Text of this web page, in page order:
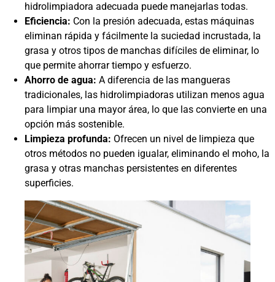
hidrolimpiadora adecuada puede manejarlas todas.
Eficiencia: Con la presión adecuada, estas máquinas
eliminan rápida y fácilmente la suciedad incrustada, la
grasa y otros tipos de manchas difíciles de eliminar, lo
que permite ahorrar tiempo y esfuerzo.
Ahorro de agua: A diferencia de las mangueras
tradicionales, las hidrolimpiadoras utilizan menos agua
para limpiar una mayor área, lo que las convierte en una
opción más sostenible.
Limpieza profunda: Ofrecen un nivel de limpieza que
otros métodos no pueden igualar, eliminando el moho, la
grasa y otras manchas persistentes en diferentes
superficies.